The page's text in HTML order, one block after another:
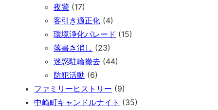
夜警 (17)
客引き適正化 (4)
環境浄化パレード (15)
落書き消し (23)
迷惑駐輪撤去 (44)
防犯活動 (6)
ファミリーヒストリー (9)
中崎町キャンドルナイト (35)